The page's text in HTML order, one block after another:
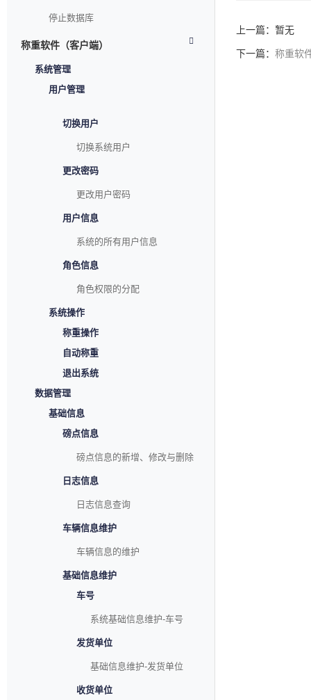
停止数据库
称重软件（客户端）
系统管理
用户管理
切换用户
切换系统用户
更改密码
更改用户密码
用户信息
系统的所有用户信息
角色信息
角色权限的分配
系统操作
称重操作
自动称重
退出系统
数据管理
基础信息
磅点信息
磅点信息的新增、修改与删除
日志信息
日志信息查询
车辆信息维护
车辆信息的维护
基础信息维护
车号
系统基础信息维护-车号
发货单位
基础信息维护-发货单位
收货单位
上一篇：暂无
下一篇： 称重软